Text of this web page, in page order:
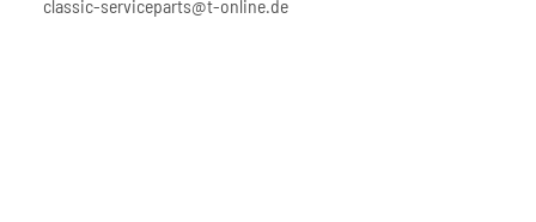
classic-serviceparts@t-online.de